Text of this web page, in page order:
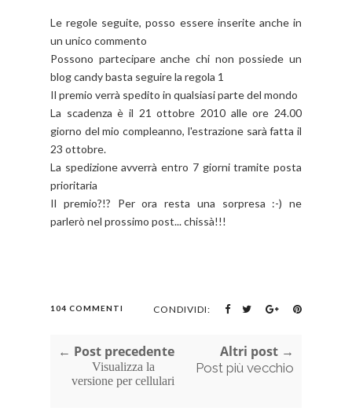
Le regole seguite, posso essere inserite anche in
un unico commento
Possono partecipare anche chi non possiede un
blog candy basta seguire la regola 1
Il premio verrà spedito in qualsiasi parte del mondo
La scadenza è il 21 ottobre 2010 alle ore 24.00
giorno del mio compleanno, l'estrazione sarà fatta il
23 ottobre.
La spedizione avverrà entro 7 giorni tramite posta
prioritaria
Il premio?!? Per ora resta una sorpresa :-) ne
parlerò nel prossimo post... chissà!!!
104 COMMENTI CONDIVIDI:
← Post precedente Altri post →
Post più vecchio
Visualizza la
versione per cellulari